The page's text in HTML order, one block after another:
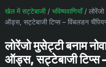
खेल में सट्टेबाजी/ भविष्यवाणियाँ/ लोरेंजो
ऑड्स, सट्टेबाजी टिप्स – विंबलडन
लोरेंजो मुसेट्टी बनाम
ऑड्स, सट्टेबाजी टिप्स